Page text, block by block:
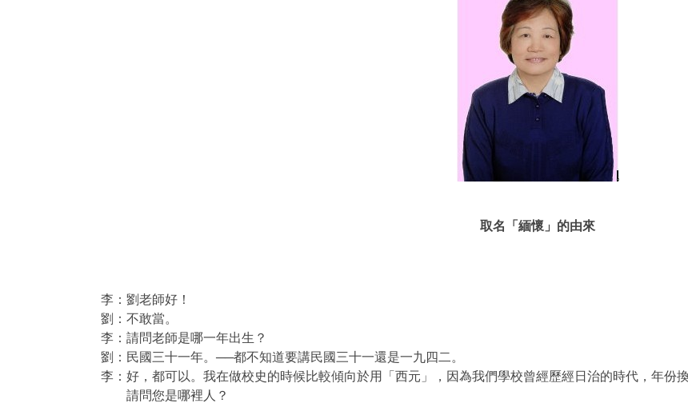
取名「緬懷」的由來
李：劉老師好！
劉：不敢當。
李：請問老師是哪一年出生？
劉：民國三十一年。──都不知道要講民國三十一還是一九四二。
李：好，都可以。我在做校史的時候比較傾向於用「西元」，因為我們學校曾經歷經日治的時代，年份換
請問您是哪裡人？